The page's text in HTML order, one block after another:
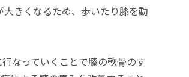
きくなるため、歩いたり膝を動
なっていくことで膝の軟骨のす